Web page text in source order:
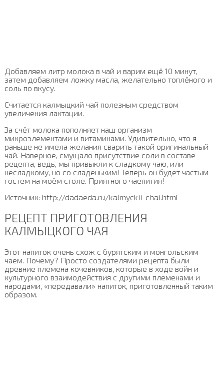
Добавляем литр молока в чай и варим ещё 10 минут,
затем добавляем ложку масла, желательно топлёного и
соль по вкусу.
Считается калмыцкий чай полезным средством
увеличения лактации.
За счёт молока пополняет наш организм
микроэлементами и витаминами. Удивительно, что я
раньше не имела желания сварить такой оригинальный
чай. Наверное, смущало присутствие соли в составе
рецепта, ведь, мы привыкли к сладкому чаю, или
несладкому, но со сладеньким! Теперь он будет частым
гостем на моём столе. Приятного чаепития!
Источник: http://dadaeda.ru/kalmyckii-chai.html
РЕЦЕПТ ПРИГОТОВЛЕНИЯ
КАЛМЫЦКОГО ЧАЯ
Этот напиток очень схож с бурятским и монгольским
чаем. Почему? Просто создателями рецепта были
древние племена кочевников, которые в ходе войн и
культурного взаимодействия с другими племенами и
народами, «передавали» напиток, приготовленный таким
образом.